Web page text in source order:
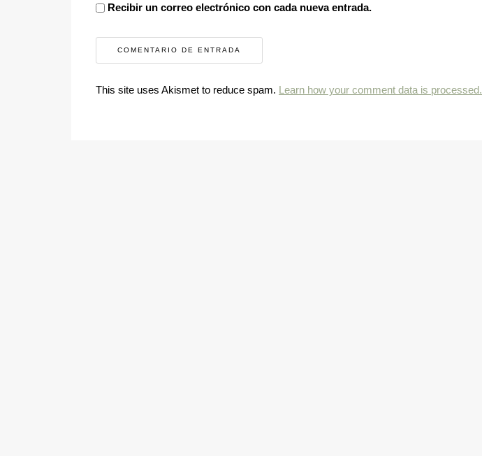
Recibir un correo electrónico con cada nueva entrada.
This site uses Akismet to reduce spam. Learn how your comment data is processed.